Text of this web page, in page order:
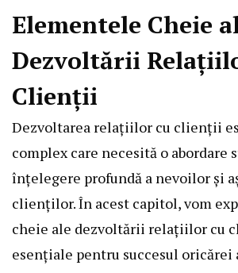
Elementele Cheie
Dezvoltării
Clienții
Dezvoltarea relațiilor cu clienții
complex care necesită o abordare
înțelegere profundă a nevoilor și
clienților. În acest capitol, vom
cheie ale dezvoltării relațiilor cu
esențiale pentru succesul oricărei